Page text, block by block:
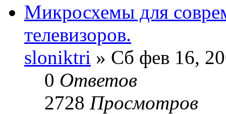
Микросхемы для
телевизоров.
sloniktri » Сб фев 16,
0 Ответов
2728 Просмотров